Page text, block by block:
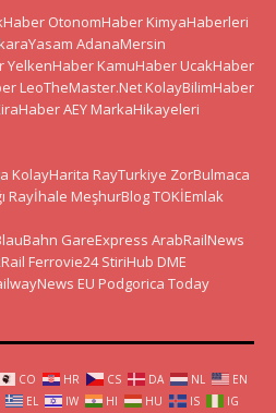
OtonomHaber KimyaHaberleri
AdanaMersin
YelkenHaber KamuHaber UcakHaber
LeoTheMaster.Net KolayBilimHaber
AEY MarkaHikayeleri
KolayHarita RayTurkiye ZorBulmaca
Rayİhale MeşhurBlogTOKİEmlak
GareExpress ArabRailNews
Ferrovie24 StiriHub DME
EU Podgorica Today
CO HR CS DA NL
EN
EL IW HI HU IS
IG